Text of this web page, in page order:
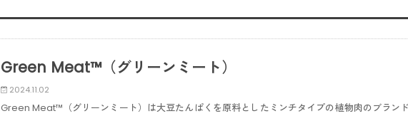
Green Meat™（グリーンミート）
2024.11.02
Green Meat™（グリーンミート）は大豆たんぱくを原料としたミンチタイプの植物肉のブラン